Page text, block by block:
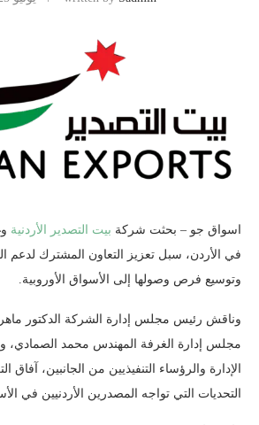
اسواق جو – بحثت شركة بيت التصدير الأردنية
في الأردن، سبل تعزيز التعاون المشترك لدعم
وتوسيع فرص وصولها إلى الأسواق الأوروبية.
وناقش رئيس مجلس إدارة الشركة الدكتور
مجلس إدارة الغرفة المهندس محمد
الإدارة والرؤساء التنفيذيين من الجانبين، آفاق
التحديات التي تواجه المصدرين الأردنيين في